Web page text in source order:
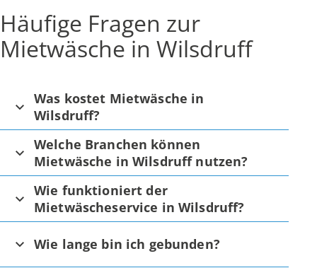
Häufige Fragen zur
Mietwäsche in Wilsdruff
Was kostet Mietwäsche in
Wilsdruff?
Welche Branchen können
Mietwäsche in Wilsdruff nutzen?
Wie funktioniert der
Mietwäscheservice in Wilsdruff?
Wie lange bin ich gebunden?